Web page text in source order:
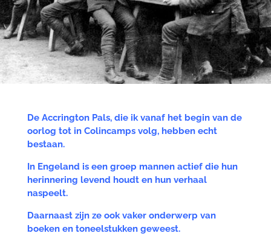
De Accrington Pals, die ik vanaf het begin van de
oorlog tot in Colincamps volg, hebben echt
bestaan.
In Engeland is een groep mannen actief die hun
herinnering levend houdt en hun verhaal
naspeelt.
Daarnaast zijn ze ook vaker onderwerp van
boeken en toneelstukken geweest.